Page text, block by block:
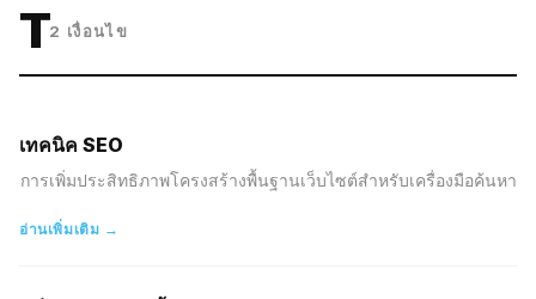
T2 เงื่อนไข
เทคนิค SEO
การเพิ่มประสิทธิภาพโครงสร้างพื้นฐานเว็บไซต์สำหรับเครื่องมือค้นหา
อ่านเพิ่มเติม →